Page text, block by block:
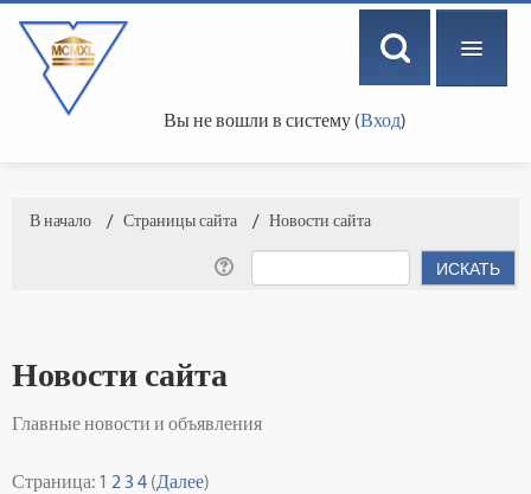
Вы не вошли в систему (Вход)
В начало → Страницы сайта → Новости сайта
Новости сайта
Главные новости и объявления
Страница: 1 2 3 4 (Далее)